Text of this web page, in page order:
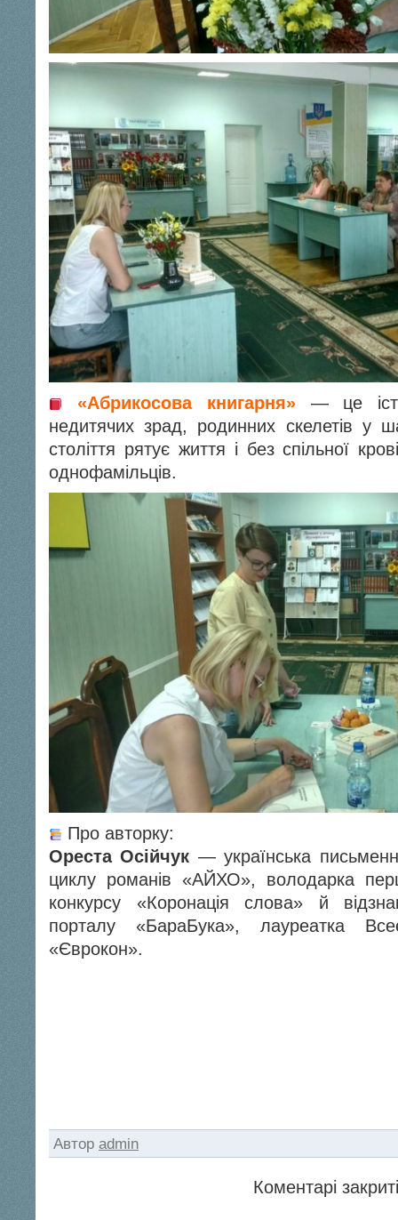
«Абрикосова книгарня»— це
недитячих зрад, родинних скелетів у
століття рятує життя і без спільної
однофамільців.
Про авторку:
Ореста Осійчук — українська
циклу романів «АЙХО», володарка
конкурсу «Коронація cлова» й
порталу «БараБука», лауреатка
«Єврокон».
Автор admin
Коментарі